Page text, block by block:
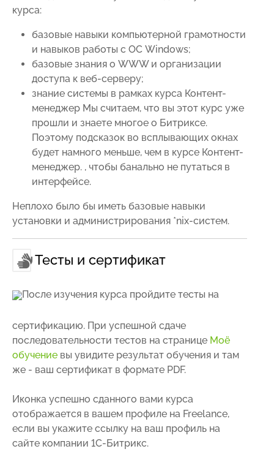
курса:
базовые навыки компьютерной грамотности
и навыков работы с ОС Windows;
базовые знания о WWW и организации
доступа к веб-серверу;
знание системы в рамках курса Контент-
менеджер Мы считаем, что вы этот курс уже
прошли и знаете многое о Битриксе.
Поэтому подсказок во всплывающих окнах
будет намного меньше, чем в курсе Контент-
менеджер. , чтобы банально не путаться в
интерфейсе.
Неплохо было бы иметь базовые навыки
установки и администрирования *nix-систем.
Тесты и сертификат
После изучения курса пройдите тесты на
сертификацию. При успешной сдаче
последовательности тестов на странице Моё
обучение вы увидите результат обучения и там
же - ваш сертификат в формате PDF.
Иконка успешно сданного вами курса
отображается в вашем профиле на Freelance,
если вы укажите ссылку на ваш профиль на
сайте компании 1С-Битрикс.